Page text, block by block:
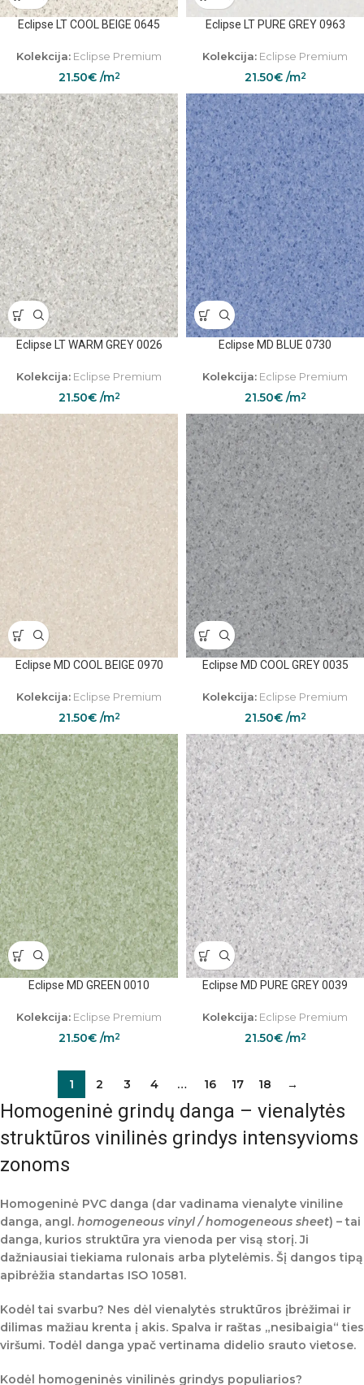
Eclipse LT COOL BEIGE 0645
Kolekcija: Eclipse Premium
21.50€/m2
Eclipse LT PURE GREY 0963
Kolekcija: Eclipse Premium
21.50€/m2
Eclipse LT WARM GREY 0026
Kolekcija: Eclipse Premium
21.50€/m2
Eclipse MD BLUE 0730
Kolekcija: Eclipse Premium
21.50€/m2
Eclipse MD COOL BEIGE 0970
Kolekcija: Eclipse Premium
21.50€/m2
Eclipse MD COOL GREY 0035
Kolekcija: Eclipse Premium
21.50€/m2
Eclipse MD GREEN 0010
Kolekcija: Eclipse Premium
21.50€/m2
Eclipse MD PURE GREY 0039
Kolekcija: Eclipse Premium
21.50€/m2
1 2 3 4 … 16 17 18 →
Homogeninė grindų danga – vienalytės
struktūros vinilinės grindys intensyvioms
zonoms
Homogeninė PVC danga (dar vadinama vienalyte viniline
danga, angl. homogeneous vinyl / homogeneous sheet) – tai
danga, kurios struktūra yra vienoda per visą storį. Ji
dažniausiai tiekiama rulonais arba plytelėmis. Šį dangos tipą
apibrėžia standartas ISO 10581.
Kodėl tai svarbu? Nes dėl vienalytės struktūros įbrėžimai ir
dilimas mažiau krenta į akis. Spalva ir raštas „nesibaigia“ ties
viršumi. Todėl danga ypač vertinama didelio srauto vietose.
Kodėl homogeninės vinilinės grindys populiarios?